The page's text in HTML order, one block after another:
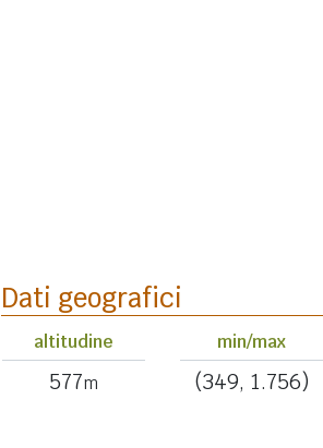
Dati geografici
altitudine
577m
min/max
(349, 1.756)